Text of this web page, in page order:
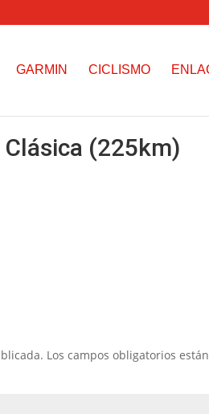
GARMIN CICLISMO
(225km)
Los campos obligatorios